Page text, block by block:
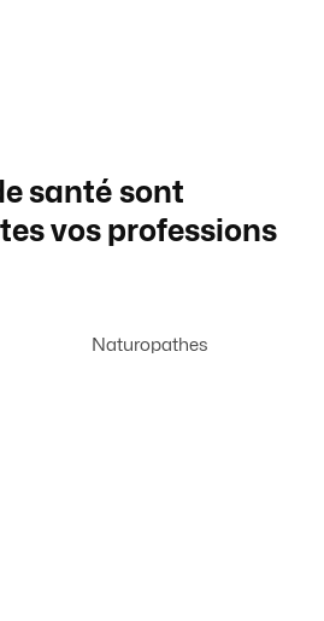
santé sont
vos professions
Naturopathes